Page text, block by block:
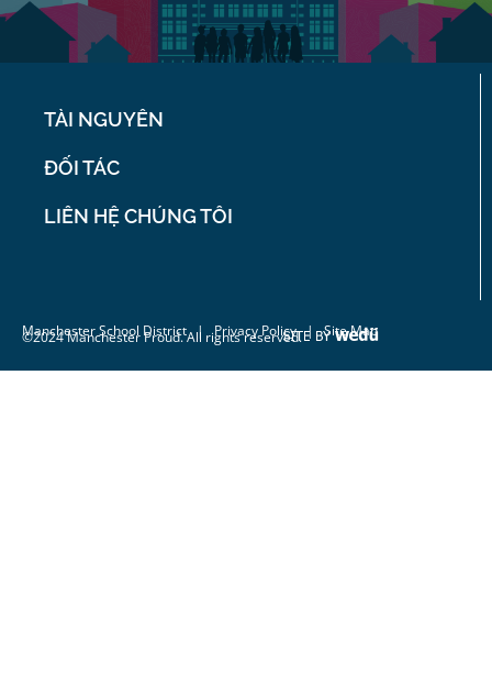
TÀI NGUYÊN
ĐỐI TÁC
LIÊN HỆ CHÚNG TÔI
Manchester School District|Privacy Policy| Site Map
©2024 Manchester Proud. All rights reserved.